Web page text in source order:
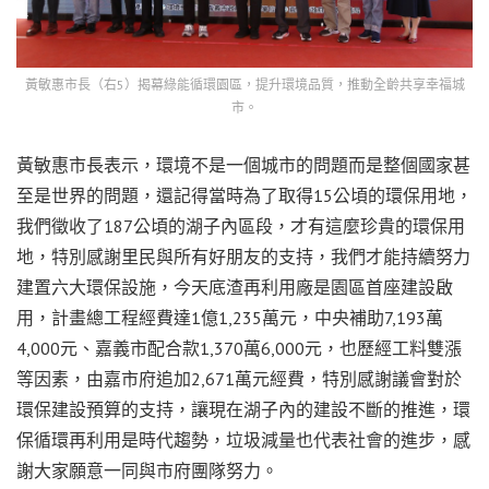
黃敏惠市長（右5）揭幕綠能循環園區，提升環境品質，推動全齡共享幸福城
市。
黃敏惠市長表示，環境不是一個城市的問題而是整個國家甚
至是世界的問題，還記得當時為了取得15公頃的環保用地，
我們徵收了187公頃的湖子內區段，才有這麼珍貴的環保用
地，特別感謝里民與所有好朋友的支持，我們才能持續努力
建置六大環保設施，今天底渣再利用廠是園區首座建設啟
用，計畫總工程經費達1億1,235萬元，中央補助7,193萬
4,000元、嘉義市配合款1,370萬6,000元，也歷經工料雙漲
等因素，由嘉市府追加2,671萬元經費，特別感謝議會對於
環保建設預算的支持，讓現在湖子內的建設不斷的推進，環
保循環再利用是時代趨勢，垃圾減量也代表社會的進步，感
謝大家願意一同與市府團隊努力。